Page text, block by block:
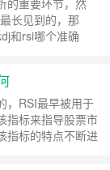
的重要环节，然
长见到的，那
和rsi哪个准确
，RSI最早被用于
指标来指导股票市
指标的特点不断进